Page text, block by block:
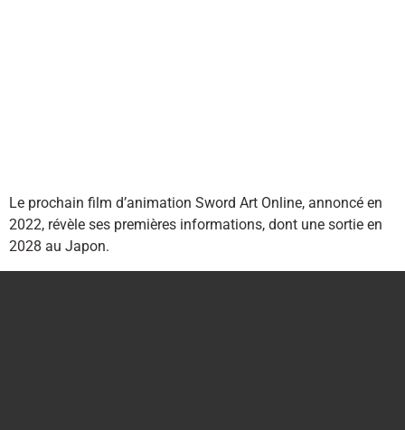
Le prochain film d’animation Sword Art Online, annoncé en
2022, révèle ses premières informations, dont une sortie en
2028 au Japon.